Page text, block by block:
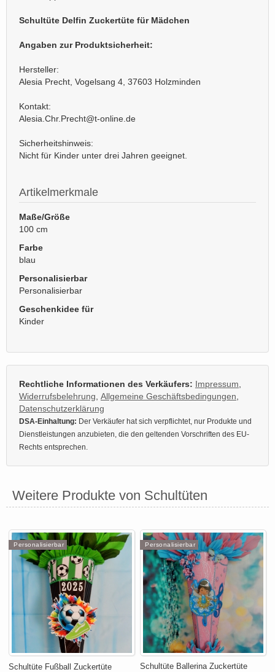
Schultüte Delfin Zuckertüte für Mädchen
Angaben zur Produktsicherheit:
Hersteller:
Alesia Precht, Vogelsang 4, 37603 Holzminden
Kontakt:
Alesia.Chr.Precht@t-online.de
Sicherheitshinweis:
Nicht für Kinder unter drei Jahren geeignet.
Artikelmerkmale
Maße/Größe
100 cm
Farbe
blau
Personalisierbar
Personalisierbar
Geschenkidee für
Kinder
Rechtliche Informationen des Verkäufers: Impressum,
Widerrufsbelehrung, Allgemeine Geschäftsbedingungen,
Datenschutzerklärung
DSA-Einhaltung: Der Verkäufer hat sich verpflichtet, nur Produkte und
Dienstleistungen anzubieten, die den geltenden Vorschriften des EU-
Rechts entsprechen.
Weitere Produkte von Schultüten
Personalisierbar
Schultüte Fußball Zuckertüte
Personalisierbar
Schultüte Ballerina Zuckertüte